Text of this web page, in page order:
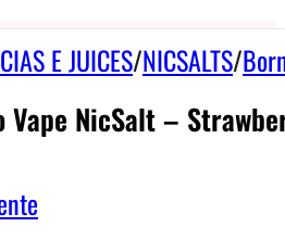
E JUICES/NICSALTS/
Vape NicSalt –